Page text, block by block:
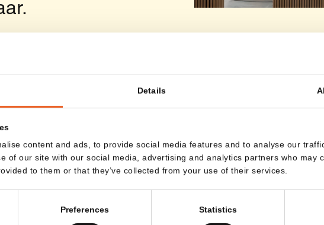
Details
content and ads, to provide social media features and to analyse our
of our site with our social media, advertising and analytics partners who may
to them or that they’ve collected from your use of their services.
Preferences Statistics
inrichten verder gaat
bekleding na intensief